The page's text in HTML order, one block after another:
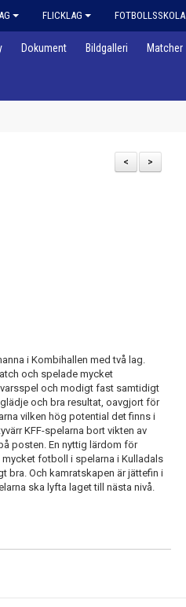
FLICKLAG FOTBOLLSSKOLA
Dokument Bildgalleri Matcher
>
<
i Kombihallen med två lag.
och spelade mycket
och modigt fast samtidigt
och bra resultat, oavgjort för
vilken hög potential det finns i
KFF-spelarna bort vikten av
posten. En nyttig lärdom för
fotboll i spelarna i Kulladals
bra. Och kamratskapen är jättefin i
ska lyfta laget till nästa nivå.